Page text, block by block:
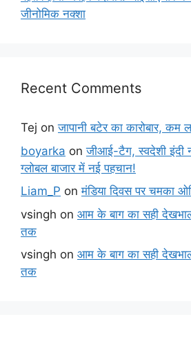
जीनोमिक नक्शा
Recent Comments
Tej onजापानी बटेर का कारोबार, कम
boyarka onजीआई-टैग, स्वदेशी इंदी
ग्लोबल बाजार में नई पहचान!
Liam_P onमंडिया दिवस पर चमका
vsingh on आम के बाग का सही
तक
vsingh on आम के बाग का सही
तक